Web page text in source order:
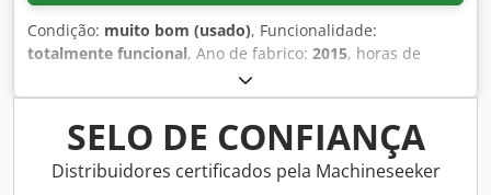
Condição: muito bom (usado), Funcionalidade:
totalmente funcional, Ano de fabrico: 2015, horas de
, Equipamento:
deslocamento lateral, garfos para paletes, empilhador
todo-o-terreno Ausa em bom estado Codpfxox Dcqde Af
Hsha ano de fabrico 2015 870 horas de funcionamento
sideshift novos pneus traseiros
SELO DE CONFIANÇA
Distribuidores certificados pela Machineseeker